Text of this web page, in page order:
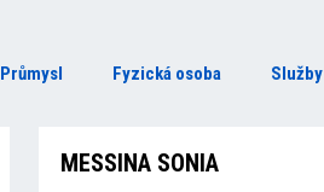
Průmysl Fyzická osoba Služby
MESSINA SONIA